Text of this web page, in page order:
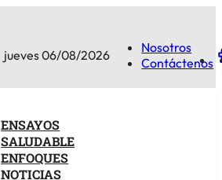
jueves 06/08/2026
Nosotros
Contáctenos
ENSAYOS
SALUDABLE
ENFOQUES
NOTICIAS